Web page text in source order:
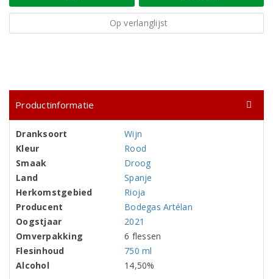
Op verlanglijst
Productinformatie
Dranksoort
Wijn
Kleur
Rood
Smaak
Droog
Land
Spanje
Herkomstgebied
Rioja
Producent
Bodegas Artélan
Oogstjaar
2021
Omverpakking
6 flessen
Flesinhoud
750 ml
Alcohol
14,50%